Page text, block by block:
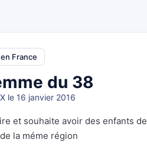
France
du 38
le 16 janvier 2016
et souhaite avoir des enfants
la méme région